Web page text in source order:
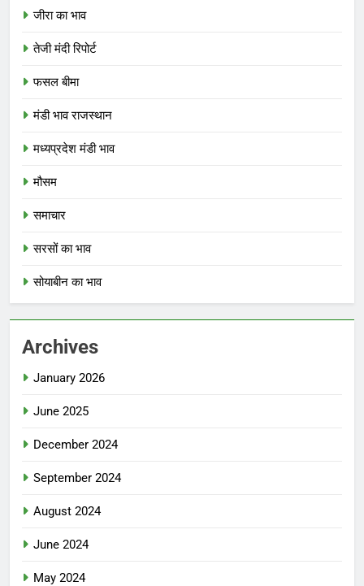
जीरा का भाव
तेजी मंदी रिपोर्ट
फसल बीमा
मंडी भाव राजस्थान
मध्यप्रदेश मंडी भाव
मौसम
समाचार
सरसों का भाव
सोयाबीन का भाव
Archives
January 2026
June 2025
December 2024
September 2024
August 2024
June 2024
May 2024